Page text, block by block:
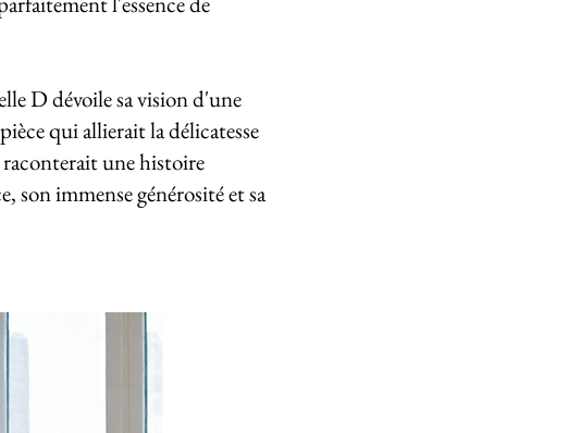
D dévoile sa vision d'une
qui allierait la délicatesse
raconterait une histoire
son immense générosité et sa